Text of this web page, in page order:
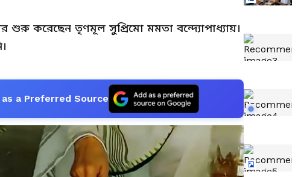
শুরু করেছেন তৃণমূল সুপ্রিমো মমতা বন্দ্যোপাধ্যায়।
a Preferred Source